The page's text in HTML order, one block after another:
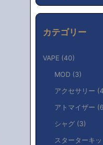
カテゴリー
VAPE (40)
MOD (3)
アクセサリー
アトマイザー
シャグ (3)
スターターキッ